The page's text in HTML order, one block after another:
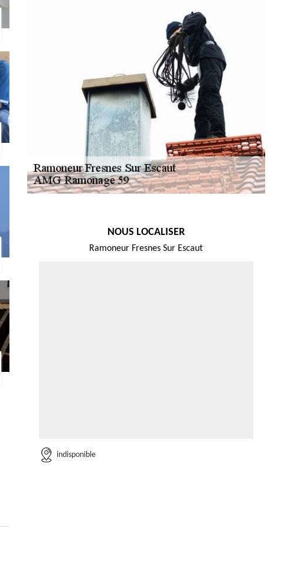
NOUS LOCALISER
Ramoneur Fresnes Sur Escaut
indisponible